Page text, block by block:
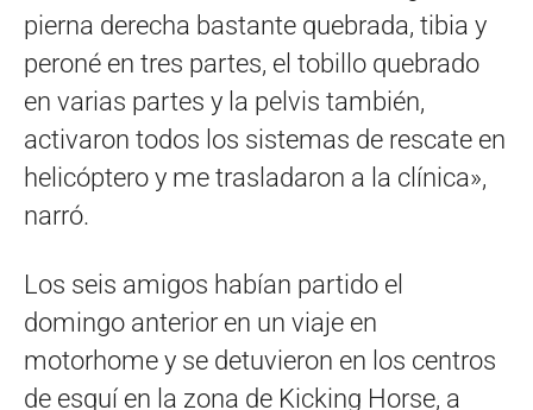
pierna derecha bastante quebrada, tibia y
peroné en tres partes, el tobillo quebrado
en varias partes y la pelvis también,
activaron todos los sistemas de rescate en
helicóptero y me trasladaron a la clínica»,
narró.
Los seis amigos habían partido el
domingo anterior en un viaje en
motorhome y se detuvieron en los centros
de esquí en la zona de Kicking Horse, a